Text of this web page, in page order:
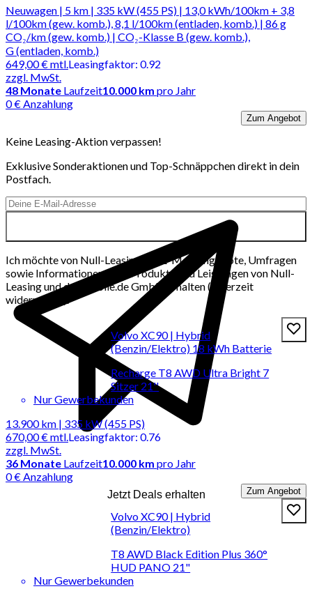
Neuwagen | 5 km | 335 kW (455 PS) | 13,0 kWh/100km + 3,8
l/100km (gew. komb.), 8,1 l/100km (entladen, komb.) | 86 g
CO₂/km (gew. komb.) | CO₂-Klasse B (gew. komb.),
G (entladen, komb.)
649,00 €mtl.
zzgl. MwSt.
Leasingfaktor: 0.92
48 Monate Laufzeit10.000 km pro Jahr
0 € Anzahlung
Zum Angebot
Keine Leasing-Aktion verpassen!
Exklusive Sonderaktionen und Top-Schnäppchen direkt in dein
Postfach.
Jetzt Deals erhalten
Ich möchte von Null-Leasing per E-Mail Angebote, Umfragen
sowie Informationen über Produkte und Leistungen von Null-
Leasing und der mobile.de GmbH erhalten (jederzeit
widerrufbar).
Volvo XC90 | Hybrid
(Benzin/Elektro) 18 kWh Batterie
Recharge T8 AWD Ultra Bright 7
Sitzer 21''
Nur Gewerbekunden
13.900 km | 335 kW (455 PS)
670,00 €mtl.
zzgl. MwSt.
Leasingfaktor: 0.76
36 Monate Laufzeit10.000 km pro Jahr
0 € Anzahlung
Zum Angebot
Volvo XC90 | Hybrid
(Benzin/Elektro)
T8 AWD Black Edition Plus 360°
HUD PANO 21"
Nur Gewerbekunden